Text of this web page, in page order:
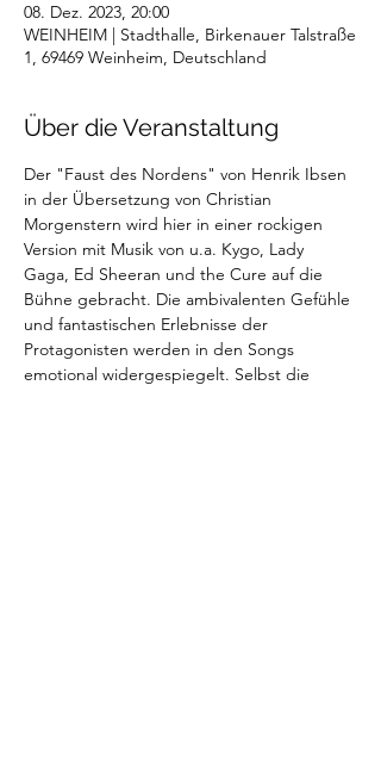
08. Dez. 2023, 20:00
WEINHEIM | Stadthalle, Birkenauer Talstraße
1, 69469 Weinheim, Deutschland
Über die Veranstaltung
Der "Faust des Nordens" von Henrik Ibsen
in der Übersetzung von Christian
Morgenstern wird hier in einer rockigen
Version mit Musik von u.a. Kygo, Lady
Gaga, Ed Sheeran und the Cure auf die
Bühne gebracht. Die ambivalenten Gefühle
und fantastischen Erlebnisse der
Protagonisten werden in den Songs
emotional widergespiegelt. Selbst die